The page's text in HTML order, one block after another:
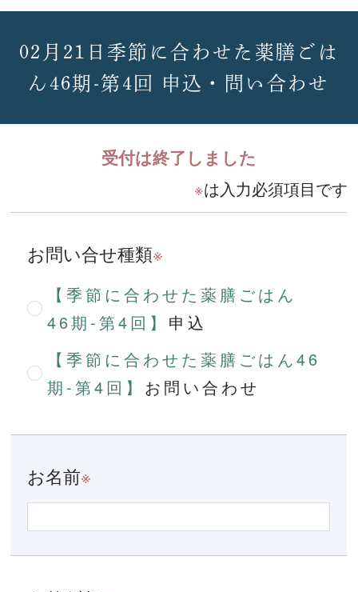
02月21日季節に合わせた薬膳ごは
ん46期-第4回 申込・問い合わせ
受付は終了しました
※は入力必須項目です
お問い合せ種類※
【季節に合わせた薬膳ごはん
46期-第4回】 申込
【季節に合わせた薬膳ごはん46
期-第4回】 お問い合わせ
お名前※